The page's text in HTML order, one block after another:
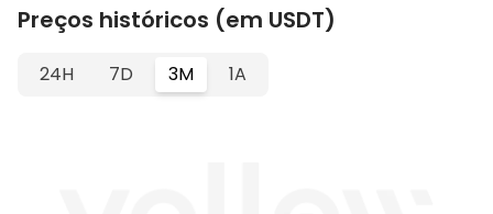
Preços históricos (em USDT)
24H 7D 3M 1A